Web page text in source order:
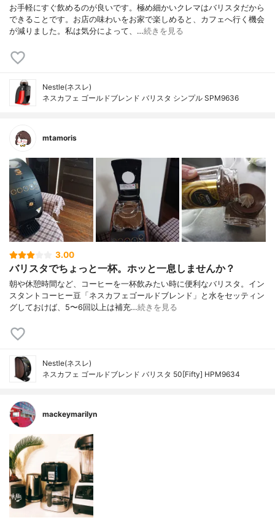
お手軽にすぐ飲めるのが良いです。極め細かいクレマはバリスタだから
できることです。お店の味わいをお家で楽しめると、カフェへ行く機会
が減りました。私は気分によって、…続きを見る
Nestle(ネスレ)
ネスカフェ ゴールドブレンド バリスタ シンプル SPM9636
mtamoris
3.00
バリスタでちょっと一杯。ホッと一息しませんか？
朝や休憩時間など、コーヒーを一杯飲みたい時に便利なバリスタ。イン
スタントコーヒー豆「ネスカフェゴールドブレンド」と水をセッティン
グしておけば、5〜6回以上は補充…続きを見る
Nestle(ネスレ)
ネスカフェ ゴールドブレンド バリスタ 50[Fifty] HPM9634
mackeymarilyn